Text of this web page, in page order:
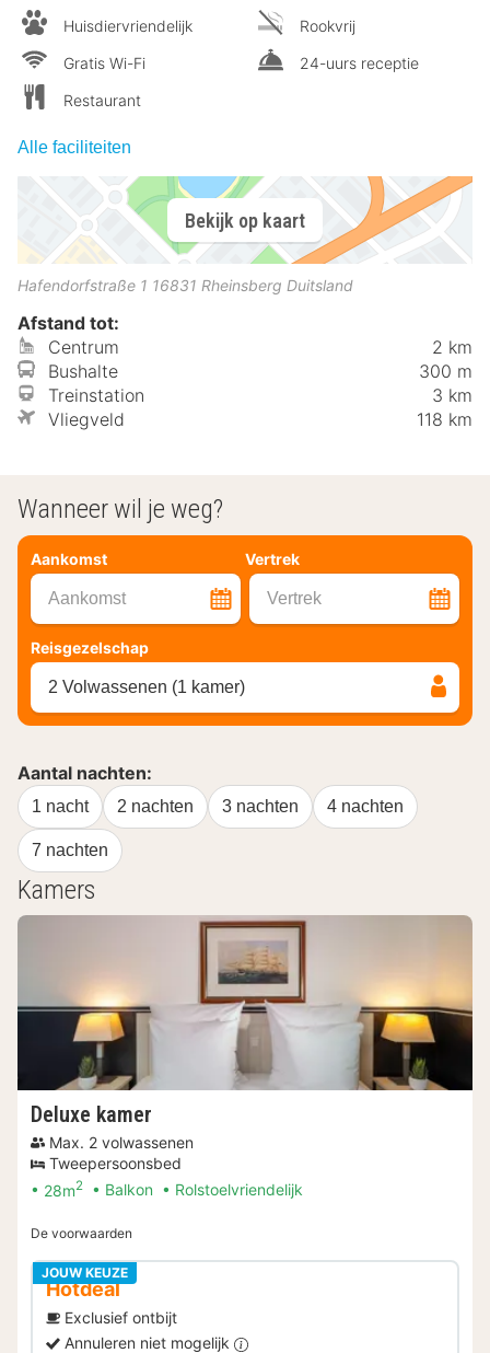
Huisdiervriendelijk
Gratis Wi-Fi
Restaurant
Rookvrij
24-uurs receptie
Alle faciliteiten
Bekijk op kaart
Hafendorfstraße 1 16831 Rheinsberg Duitsland
Afstand tot:
Centrum
2 km
Bushalte
300 m
Treinstation
3 km
Vliegveld
118 km
Wanneer wil je weg?
Aankomst Vertrek
Aankomst Vertrek
Reisgezelschap
2 Volwassenen (1 kamer)
Aantal nachten:
1 nacht 2 nachten 3 nachten 4 nachten
7 nachten
Kamers
Deluxe kamer
Max. 2 volwassenen
Tweepersoonsbed
28m2 Balkon Rolstoelvriendelijk
De voorwaarden
JOUW KEUZE
Hotdeal
Exclusief ontbijt
Annuleren niet mogelijk